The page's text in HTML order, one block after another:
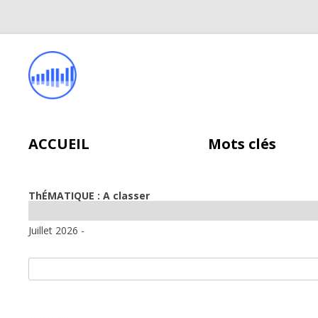
ACCUEIL Mots clés
ThÉMATIQUE : A classer
Juillet 2026 -